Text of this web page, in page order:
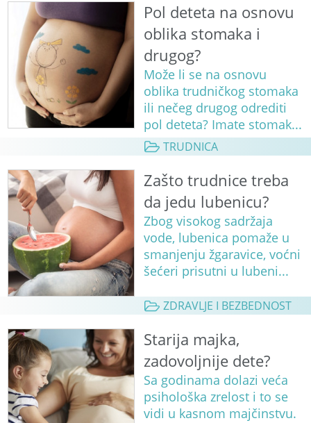
Pol deteta na osnovu
oblika stomaka i
drugog?
Može li se na osnovu
oblika trudničkog stomaka
ili nečeg drugog odrediti
pol deteta? Imate stomak...
TRUDNICA
Zašto trudnice treba
da jedu lubenicu?
Zbog visokog sadržaja
vode, lubenica pomaže u
smanjenju žgaravice, voćni
šećeri prisutni u lubeni...
ZDRAVLJE I BEZBEDNOST
Starija majka,
zadovoljnije dete?
Sa godinama dolazi veća
psihološka zrelost i to se
vidi u kasnom majčinstvu.